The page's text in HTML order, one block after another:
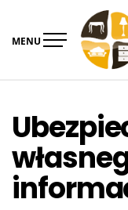
content
MENU